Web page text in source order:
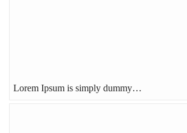
Lorem Ipsum is simply dummy…